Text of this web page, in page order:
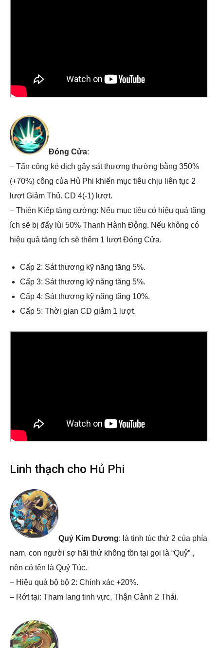
Đóng Cửa:
– Tấn công kẻ địch gây sát thương thường bằng 350%
(+70%) công của Hủ Phi khiến mục tiêu chịu liên tục 2
lượt Giảm Thủ. CD 4(-1) lượt.
– Thiên Kiếp tăng cường: Nếu mục tiêu có hiệu quả tăng
ích sẽ bị đẩy lùi 50% Thanh Hành Động. Nếu không có
hiệu quả tăng ích sẽ thêm 1 lượt Đóng Cửa.
Cấp 2: Sát thương kỹ năng tăng 5%.
Cấp 3: Sát thương kỹ năng tăng 5%.
Cấp 4: Sát thương kỹ năng tăng 10%.
Cấp 5: Thời gian CD giảm 1 lượt.
Linh thạch cho Hủ Phi
Quỷ Kim Dương: là tinh túc thứ 2 của phía
nam, con người sợ hãi thứ không tồn tại gọi là “Quỷ” ,
nên có tên là Quỷ Túc.
– Hiệu quả bộ bộ 2: Chính xác +20%.
– Rớt tại: Tham lang tinh vực, Thận Cảnh 2 Thái.